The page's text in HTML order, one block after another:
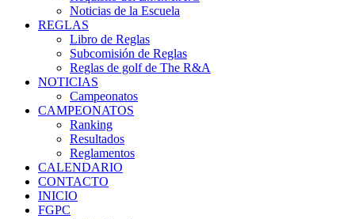
Noticias de la Escuela
REGLAS
Libro de Reglas
Subcomisión de Reglas
Reglas de golf de The R&A
NOTICIAS
Campeonatos
CAMPEONATOS
Ranking
Resultados
Reglamentos
CALENDARIO
CONTACTO
INICIO
FGPC